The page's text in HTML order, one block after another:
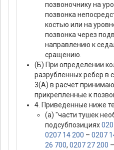
позвоночнику на
позвонка
костью или на
позвонка через
направлению к
сращению.
(Б) При определении
разрубленных ребер в
3(А) в расчет
прикрепленные к
4. Приведенные ниже
(а) "части тушек
подсубпозициях
0207 14 200 – 0207
26 700, 0207 27 200 –